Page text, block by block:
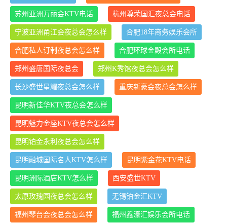
苏州亚洲万丽会KTV电话 杭州尊荣国汇夜总会电话
宁波亚洲甬江会夜总会怎么样 合肥18年商务娱乐会所
合肥私人订制夜总会怎么样 合肥环球金殿会所电话
郑州盛唐国际夜总会 郑州K秀馆夜总会怎么样
长沙盛世星耀夜总会怎么样 重庆新豪会夜总会怎么样
昆明新佳华KTV夜总会怎么样
昆明魅力金座KTV夜总会怎么样
昆明铂金永利夜总会怎么样
昆明融城国际名人KTV怎么样 昆明紫金花KTV电话
昆明洲际酒店KTV怎么样 西安盛世KTV
太原玫瑰园夜总会怎么样 无锡铂金汇KTV
福州琴台会夜总会怎么样 福州鑫濠汇娱乐会所电话